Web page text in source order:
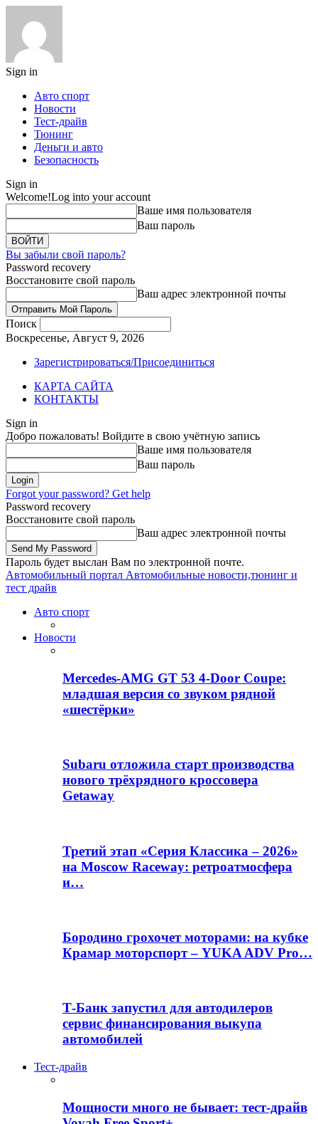
Sign in
Авто спорт
Новости
Тест-драйв
Тюнинг
Деньги и авто
Безопасность
Sign in
Welcome!Log into your account
Ваше имя пользователя
Ваш пароль
Вы забыли свой пароль?
Password recovery
Восстановите свой пароль
Ваш адрес электронной почты
Поиск
Воскресенье, Август 9, 2026
Зарегистрироваться/Присоединиться
КАРТА САЙТА
КОНТАКТЫ
Sign in
Добро пожаловать! Войдите в свою учётную запись
Ваше имя пользователя
Ваш пароль
Forgot your password? Get help
Password recovery
Восстановите свой пароль
Ваш адрес электронной почты
Пароль будет выслан Вам по электронной почте.
Автомобильный портал Автомобильные новости,тюнинг и
тест драйв
Авто спорт
Новости
Mercedes-AMG GT 53 4-Door Coupe:
младшая версия со звуком рядной
«шестёрки»
Subaru отложила старт производства
нового трёхрядного кроссовера
Getaway
Третий этап «Серия Классика – 2026»
на Moscow Raceway: ретроатмосфера
и…
Бородино грохочет моторами: на кубке
Крамар моторспорт – YUKA ADV Pro…
Т-Банк запустил для автодилеров
сервис финансирования выкупа
автомобилей
Тест-драйв
Мощности много не бывает: тест-драйв